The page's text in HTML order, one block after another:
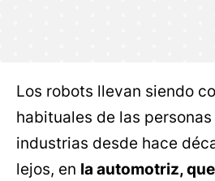
Los robots llevan siendo
habituales de las
industrias desde hace
lejos, en la automotriz,